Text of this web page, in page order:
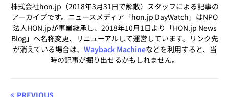
株式会社hon.jp（2018年3月31日で解散）スタッフによる記事の
アーカイブです。ニュースメディア「hon.jp DayWatch」はNPO
法人HON.jpが事業継承し、2018年10月1日より「HON.jp News
Blog」へ名称変更、リニューアルして運営しています。リンク先
が消えている場合は、 Wayback Machineなどを利用すると、当
時の記事が掘り出せるかもしれません。
PREVIOUS